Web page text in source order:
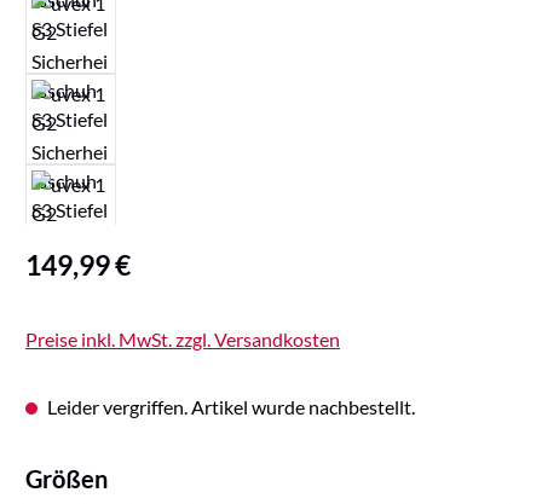
Regulärer Preis:
149,99 €
Preise inkl. MwSt. zzgl. Versandkosten
Leider vergriffen. Artikel wurde nachbestellt.
Größenauswählen